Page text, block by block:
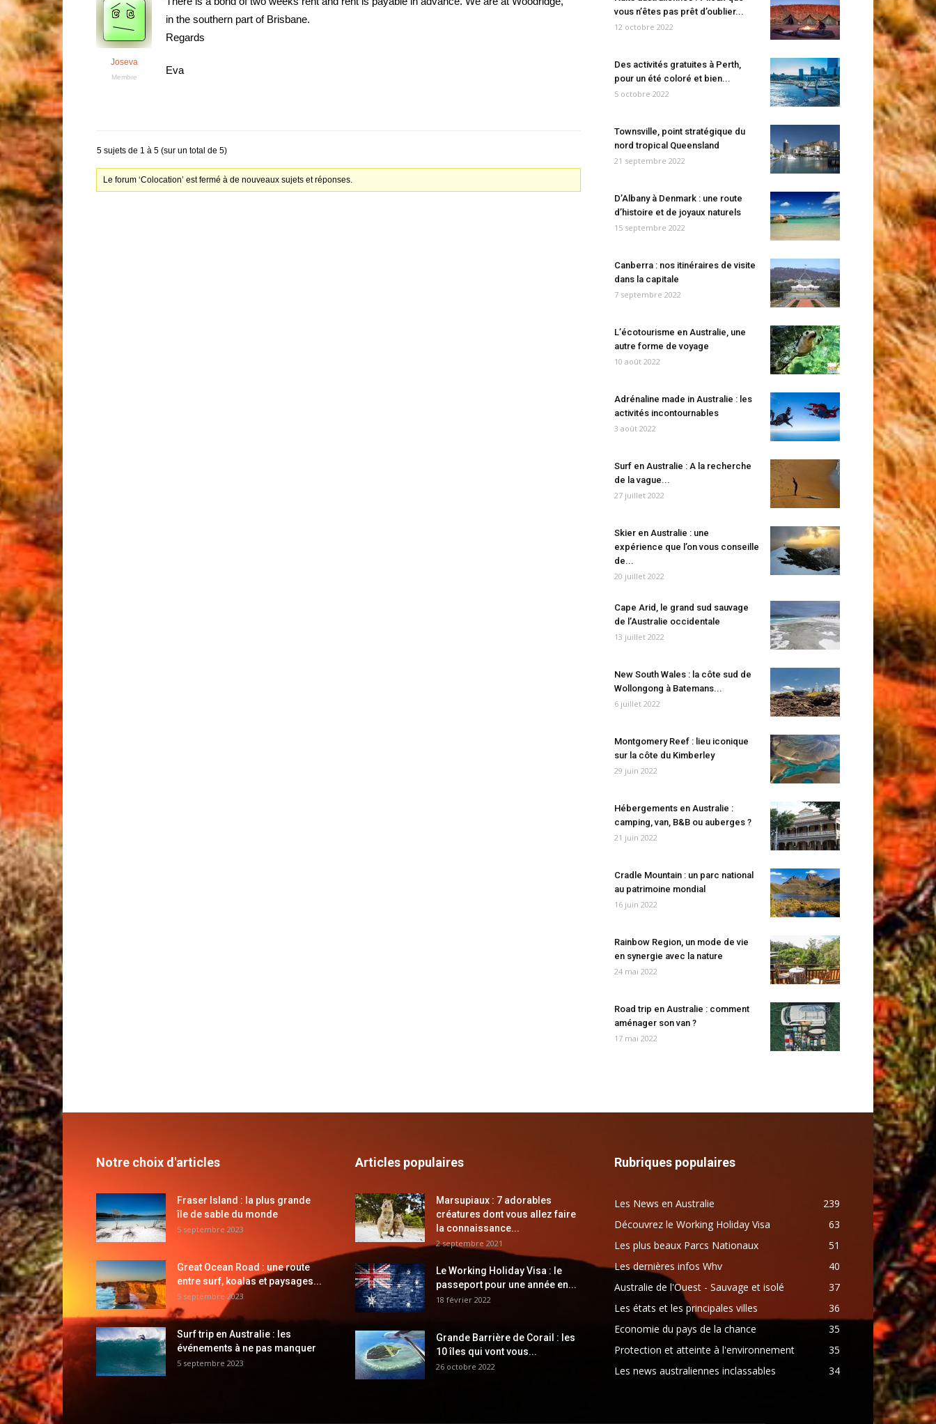
Joseva
Membre
in the southern part of Brisbane.
Regards
Eva
5 sujets de 1 à 5 (sur un total de 5)
Le forum ‘Colocation’ est fermé à de nouveaux sujets et réponses.
vous n’êtes pas prêt d’oublier...
12 octobre 2022
Des activités gratuites à Perth,
pour un été coloré et bien...
5 octobre 2022
Townsville, point stratégique du
nord tropical Queensland
21 septembre 2022
D’Albany à Denmark : une route
d’histoire et de joyaux naturels
15 septembre 2022
Canberra : nos itinéraires de visite
dans la capitale
7 septembre 2022
L’écotourisme en Australie, une
autre forme de voyage
10 août 2022
Adrénaline made in Australie : les
activités incontournables
3 août 2022
Surf en Australie : A la recherche
de la vague...
27 juillet 2022
Skier en Australie : une
expérience que l’on vous conseille
de...
20 juillet 2022
Cape Arid, le grand sud sauvage
de l’Australie occidentale
13 juillet 2022
New South Wales : la côte sud de
Wollongong à Batemans...
6 juillet 2022
Montgomery Reef : lieu iconique
sur la côte du Kimberley
29 juin 2022
Hébergements en Australie :
camping, van, B&B ou auberges ?
21 juin 2022
Cradle Mountain : un parc national
au patrimoine mondial
16 juin 2022
Rainbow Region, un mode de vie
en synergie avec la nature
24 mai 2022
Road trip en Australie : comment
aménager son van ?
17 mai 2022
Notre choix d'articles
Fraser Island : la plus grande
île de sable du monde
5 septembre 2023
Great Ocean Road : une route
entre surf, koalas et paysages...
5 septembre 2023
Surf trip en Australie : les
événements à ne pas manquer
5 septembre 2023
Articles populaires
Marsupiaux : 7 adorables
créatures dont vous allez faire
la connaissance...
2 septembre 2021
Le Working Holiday Visa : le
passeport pour une année en...
18 février 2022
Grande Barrière de Corail : les
10 îles qui vont vous...
26 octobre 2022
Rubriques populaires
Les News en Australie
239
Découvrez le Working Holiday Visa
63
Les plus beaux Parcs Nationaux
51
Les dernières infos Whv
40
Australie de l'Ouest - Sauvage et isolé
37
Les états et les principales villes
36
Economie du pays de la chance
35
Protection et atteinte à l'environnement
35
Les news australiennes inclassables
34